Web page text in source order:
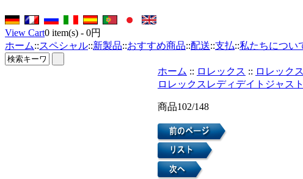
View Cart0 item(s) - 0円
ホーム::スペシャル::新製品::おすすめ商品::配送::支払::私たちについ
ホーム :: ロレックス :: ロレック
ロレックスレディデイトジャスト
商品102/148